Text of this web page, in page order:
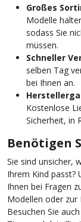
Großes
Modelle
sodass Sie
müssen.
Schneller
selben Tag
bei Ihnen an.
Kostenlose
Sicherheit, in
Benötigen
Sie sind unsicher,
Ihrem Kind passt?
Ihnen bei Fragen
Modellen oder zur
Besuchen Sie